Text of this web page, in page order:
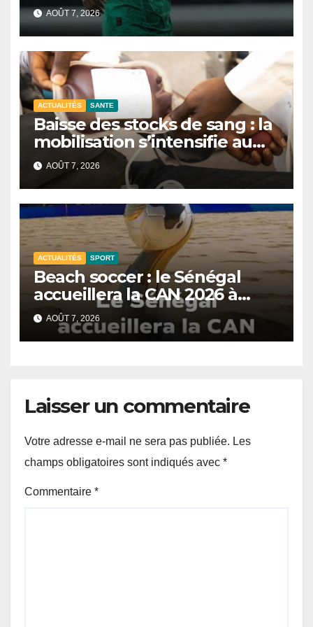
AOÛT 7, 2026
ACTUALITÉS SANTE
Baisse des stocks de sang : la
mobilisation s’intensifie au
CNTS de Dakar.
AOÛT 7, 2026
ACTUALITÉS SPORT
Beach soccer : le Sénégal
accueillera la CAN 2026 à
Dakar.
AOÛT 7, 2026
Laisser un commentaire
Votre adresse e-mail ne sera pas publiée. Les
champs obligatoires sont indiqués avec *
Commentaire *